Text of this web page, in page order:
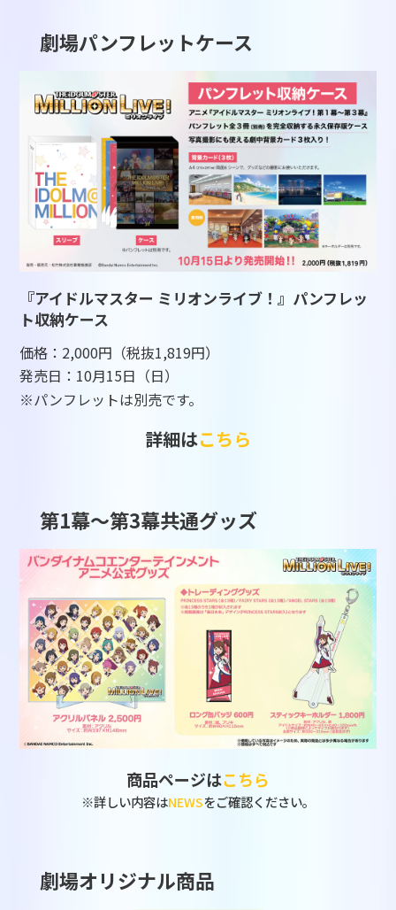
劇場パンフレットケース
『アイドルマスター ミリオンライブ！』パンフレッ
ト収納ケース
価格：2,000円（税抜1,819円）
発売日：10月15日（日）
※パンフレットは別売です。
詳細はこちら
第1幕～第3幕共通グッズ
商品ページはこちら
※詳しい内容はNEWSをご確認ください。
劇場オリジナル商品